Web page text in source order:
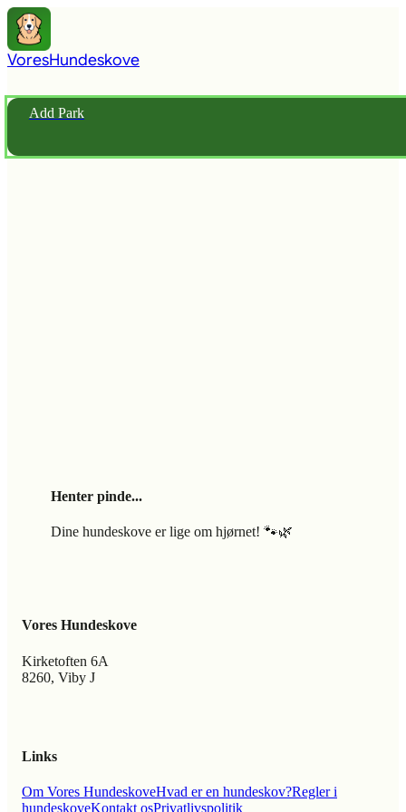
VoresHundeskove
Add Park
Henter pinde...
Dine hundeskove er lige om hjørnet! 🐾🌿
Vores Hundeskove
Kirketoften 6A
8260, Viby J
Links
Om Vores HundeskoveHvad er en hundeskov?Regler i
hundeskoveKontakt osPrivatlivspolitik